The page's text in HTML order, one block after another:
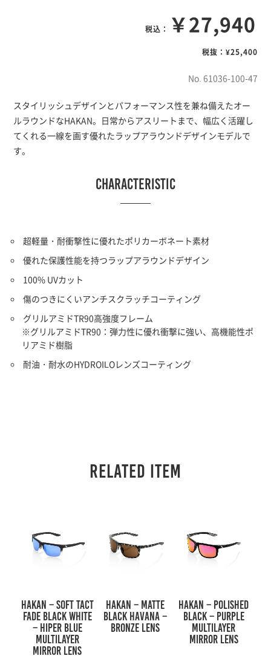
税込： ￥27,940
税抜：¥25,400
No. 61036-100-47
スタイリッシュデザインとパフォーマンス性を兼ね備えたオー
ルラウンドなHAKAN。日常からアスリートまで、幅広く活躍し
てくれる一線を画す優れたラップアラウンドデザインモデルで
す。
characteristic
超軽量・耐衝撃性に優れたポリカーボネート素材
優れた保護性能を持つラップアラウンドデザイン
100% UVカット
傷のつきにくいアンチスクラッチコーティング
グリルアミドTR90高強度フレーム
※グリルアミドTR90：弾力性に優れ衝撃に強い、高機能性ポ
リアミド樹脂
耐油・耐水のHYDROILOレンズコーティング
RELATED ITEM
HAKAN – Soft Tact
Fade Black White
– HiPER Blue
Multilayer
Mirror Lens
HAKAN – Matte
Black Havana –
Bronze Lens
HAKAN – Polished
Black – Purple
Multilayer
Mirror Lens